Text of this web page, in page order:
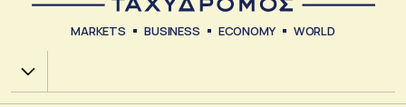
MARKETS BUSINESS ECONOMY WORLD
Χ.Α.